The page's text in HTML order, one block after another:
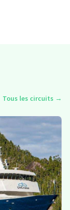
Tous les circuits →